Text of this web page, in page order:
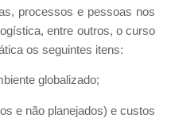
processos e pessoas nos
entre outros, o curso
os seguintes itens:
globalizado;
e não planejados) e custos